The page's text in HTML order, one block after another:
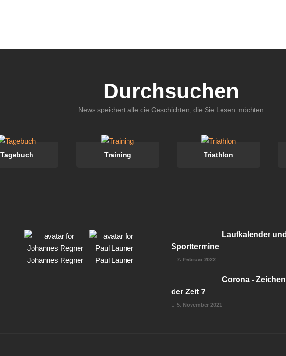
Durchsuchen
News speichert alle die Geschichten, die Sie Lesen möchten
Tagebuch Training Triathlon
Johannes Regner
Paul Launer
Laufkalender und
Sporttermine
7. Februar 2022
Corona - Zeichen
der Zeit ?
5. November 2021